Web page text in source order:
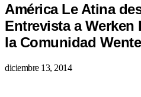
América Le Atina
Entrevista a Werken
la Comunidad
diciembre 13, 2014